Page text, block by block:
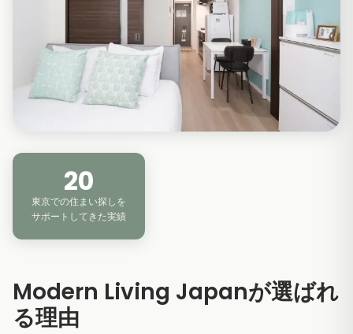
Modern Living Japanが選ばれ
る理由
20
東京での住まい探しを
サポートしてきた実績